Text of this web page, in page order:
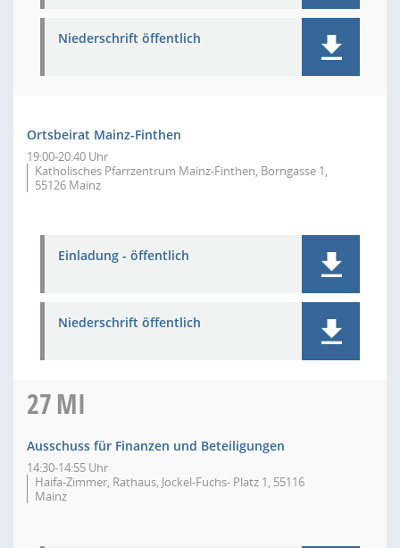
Niederschrift öffentlich
Ortsbeirat Mainz-Finthen
19:00-20:40 Uhr
Katholisches Pfarrzentrum Mainz-Finthen, Borngasse 1,
55126 Mainz
Einladung - öffentlich
Niederschrift öffentlich
27MI
Ausschuss für Finanzen und Beteiligungen
14:30-14:55 Uhr
Haifa-Zimmer, Rathaus, Jockel-Fuchs- Platz 1, 55116
Mainz